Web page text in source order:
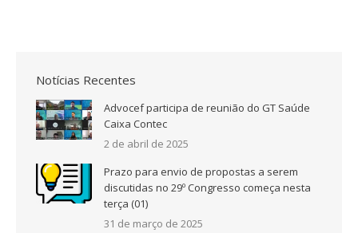
Notícias Recentes
Advocef participa de reunião do GT Saúde
Caixa Contec
2 de abril de 2025
Prazo para envio de propostas a serem
discutidas no 29º Congresso começa nesta
terça (01)
31 de março de 2025